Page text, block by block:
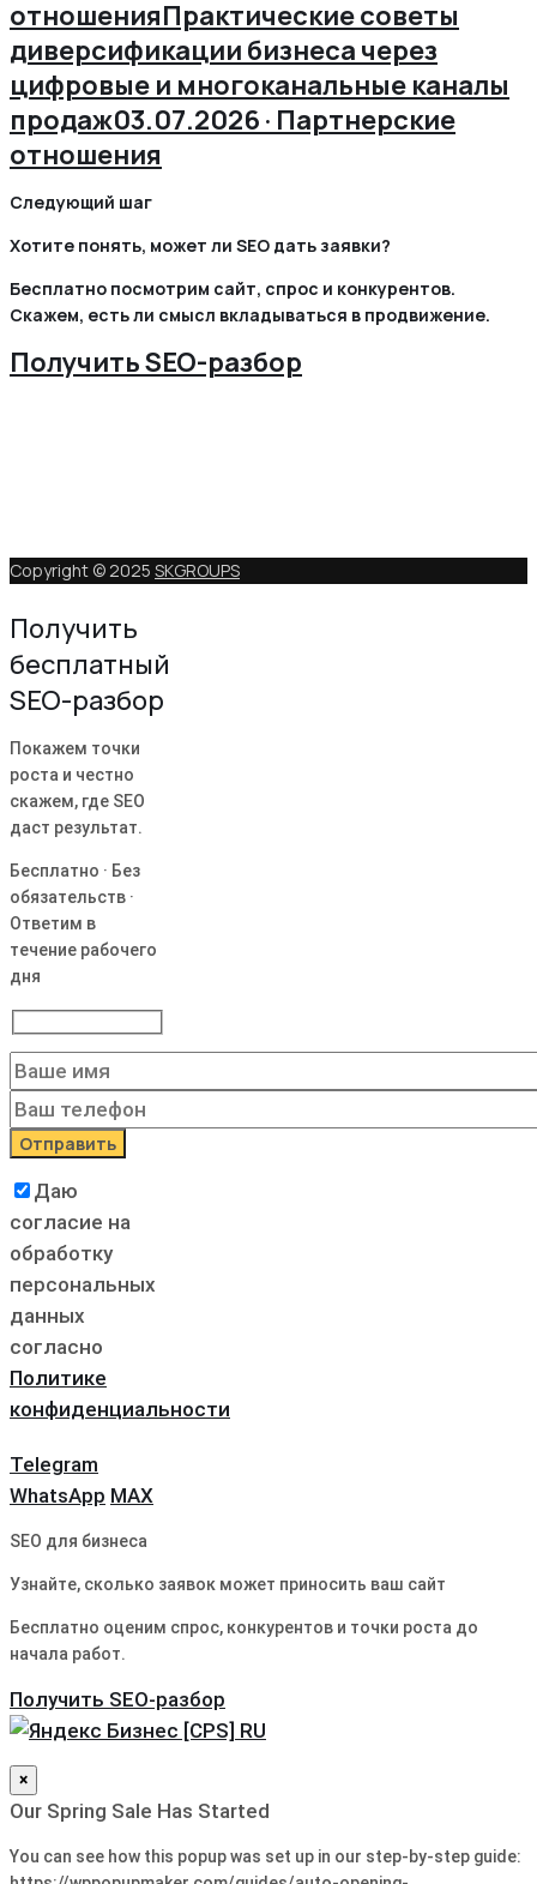
отношенияПрактические советы
диверсификации бизнеса через
цифровые и многоканальные каналы
продаж03.07.2026 · Партнерские
отношения
Следующий шаг
Хотите понять, может ли SEO дать заявки?
Бесплатно посмотрим сайт, спрос и конкурентов.
Скажем, есть ли смысл вкладываться в продвижение.
Получить SEO-разбор
Copyright © 2025 SKGROUPS
Получить
бесплатный
SEO-разбор
Покажем точки
роста и честно
скажем, где SEO
даст результат.
Бесплатно · Без
обязательств ·
Ответим в
течение рабочего
дня
Даю
согласие на
обработку
персональных
данных
согласно
Политике
конфиденциальности
Telegram
WhatsApp MAX
SEO для бизнеса
Узнайте, сколько заявок может приносить ваш сайт
Бесплатно оценим спрос, конкурентов и точки роста до
начала работ.
Получить SEO-разбор
×
Our Spring Sale Has Started
You can see how this popup was set up in our step-by-step guide: